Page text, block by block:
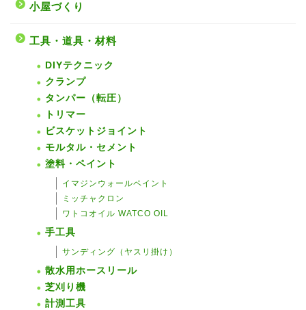
小屋づくり
工具・道具・材料
DIYテクニック
クランプ
タンパー（転圧）
トリマー
ビスケットジョイント
モルタル・セメント
塗料・ペイント
イマジンウォールペイント
ミッチャクロン
ワトコオイル WATCO OIL
手工具
サンディング（ヤスリ掛け）
散水用ホースリール
芝刈り機
計測工具